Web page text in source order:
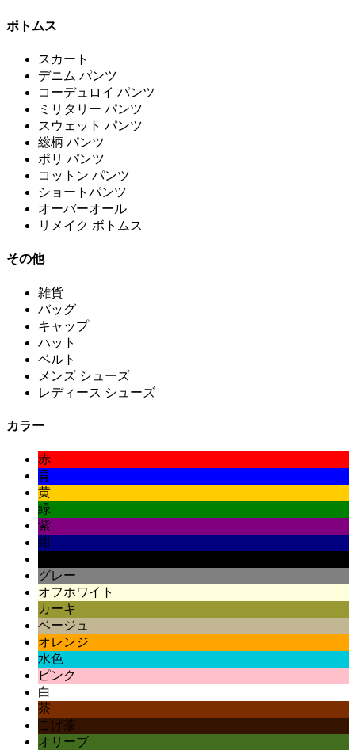
ボトムス
スカート
デニム パンツ
コーデュロイ パンツ
ミリタリー パンツ
スウェット パンツ
総柄 パンツ
ポリ パンツ
コットン パンツ
ショートパンツ
オーバーオール
リメイク ボトムス
その他
雑貨
バッグ
キャップ
ハット
ベルト
メンズ シューズ
レディース シューズ
カラー
赤
青
黄
緑
紫
紺
グレー
オフホワイト
カーキ
ベージュ
オレンジ
水色
ピンク
白
茶
こげ茶
オリーブ